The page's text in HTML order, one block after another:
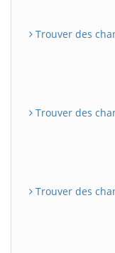
Trouver des
Trouver des
Trouver des